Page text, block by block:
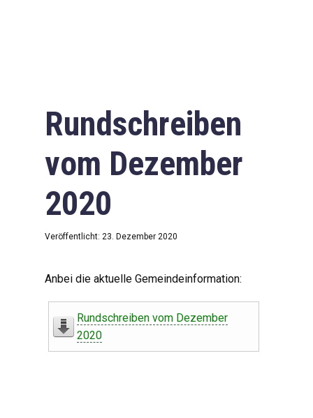
Rundschreiben
vom Dezember
2020
Veröffentlicht: 23. Dezember 2020
Anbei die aktuelle Gemeindeinformation:
Rundschreiben vom Dezember
2020